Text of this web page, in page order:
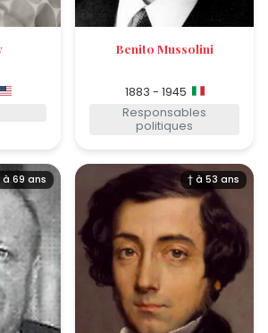
Benito Mussolini
1883 - 1945
Responsables
politiques
à 69 ans † à 53 ans